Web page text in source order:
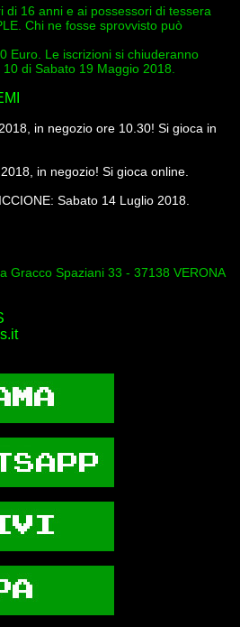
di 16 anni e ai possessori di tessera
Chi ne fosse sprovvisto può
Euro. Le iscrizioni si chiuderanno
di Sabato 19 Maggio 2018.
in negozio ore 10.30! Si gioca in
in negozio! Si gioca online.
Sabato 14 Luglio 2018.
Gracco Spaziani 33 - 37138 VERONA